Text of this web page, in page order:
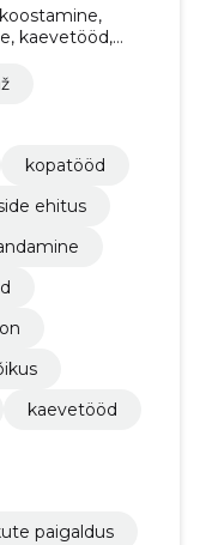
kaevetööd,
rajamine,
kopatööd
ehitus
kaevetööd
paigaldus